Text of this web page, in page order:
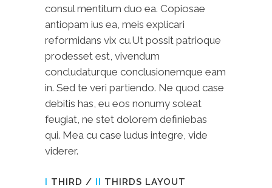
consul mentitum duo ea. Copiosae
antiopam ius ea, meis explicari
reformidans vix cu.Ut possit patrioque
prodesset est, vivendum
concludaturque conclusionemque eam
in. Sed te veri partiendo. Ne quod case
debitis has, eu eos nonumy soleat
feugiat, ne stet dolorem definiebas
qui. Mea cu case ludus integre, vide
viderer.
I THIRD / II THIRDS LAYOUT